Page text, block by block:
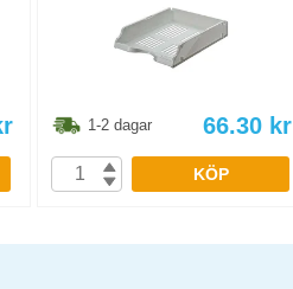
1-2 dagar 66.30 kr
KÖP